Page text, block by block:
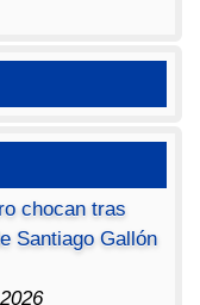
chocan tras
Santiago Gallón